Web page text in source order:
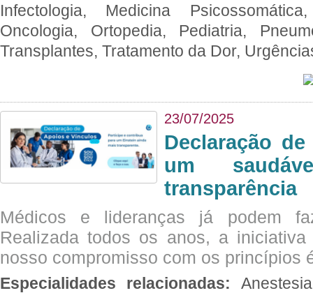
Infectologia, Medicina
Oncologia, Ortopedia, Pediatria,
Transplantes, Tratamento da Dor,
23/07/2025
Declaração
um
transparência
Médicos e lideranças já podem
Realizada todos os anos, a
nosso compromisso com os princípios
Especialidades relacionadas: